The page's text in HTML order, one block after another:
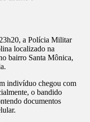
a Polícia Militar
localizado na
bairro Santa Mônica,
indivíduo chegou com
o bandido
documentos